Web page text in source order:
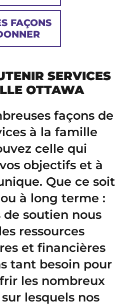
FAÇONS
SERVICES
OTTAWA
façons de
à la famille
celle qui
objectifs et à
Que ce soit
à long terme :
soutien nous
ressources
et financières
tant besoin pour
les nombreux
lesquels nos